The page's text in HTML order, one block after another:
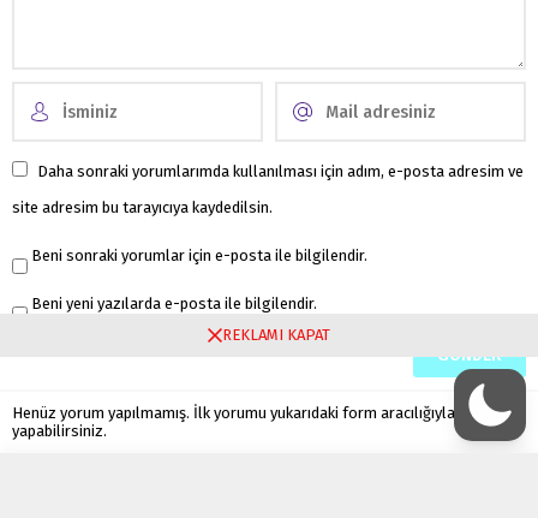
Daha sonraki yorumlarımda kullanılması için adım, e-posta adresim ve
site adresim bu tarayıcıya kaydedilsin.
Beni sonraki yorumlar için e-posta ile bilgilendir.
Beni yeni yazılarda e-posta ile bilgilendir.
Henüz yorum yapılmamış. İlk yorumu yukarıdaki form aracılığıyla siz
yapabilirsiniz.
REKLAMI KAPAT